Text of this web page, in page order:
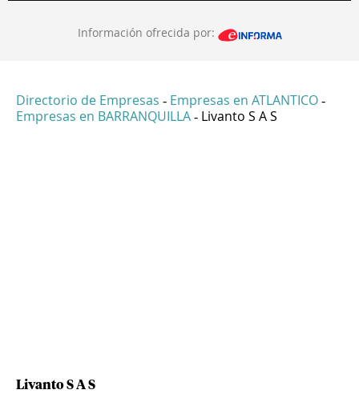
Información ofrecida por:
Directorio de Empresas - Empresas en ATLANTICO -
Empresas en BARRANQUILLA - Livanto S A S
Livanto S A S